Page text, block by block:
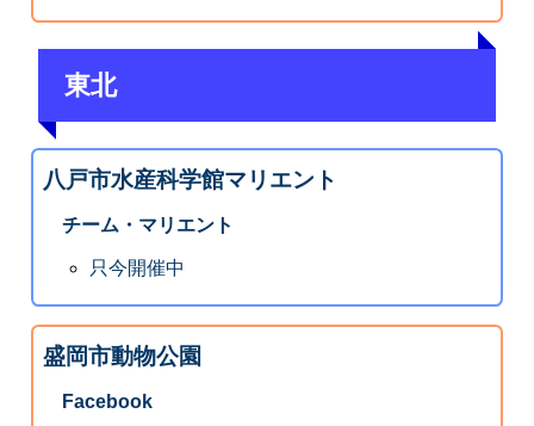
東北
八戸市水産科学館マリエント
チーム・マリエント
只今開催中
盛岡市動物公園
Facebook